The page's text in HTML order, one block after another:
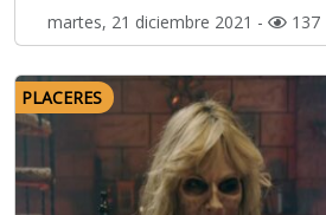
martes, 21 diciembre 2021 - 137
PLACERES